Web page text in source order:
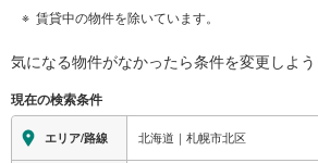
賃貸中の物件を除いています。
気になる物件がなかったら条件を変更しよう
現在の検索条件
エリア/路線 北海道｜札幌市北区